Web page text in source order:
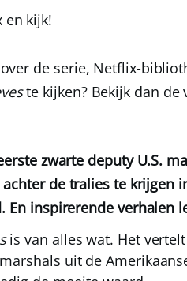
en kijk!
de serie, Netflix-
te kijken? Bekijk dan de
zwarte deputy U.S.
de tralies te krijgen
En inspirerende verhalen
is van alles wat. Het
uit de